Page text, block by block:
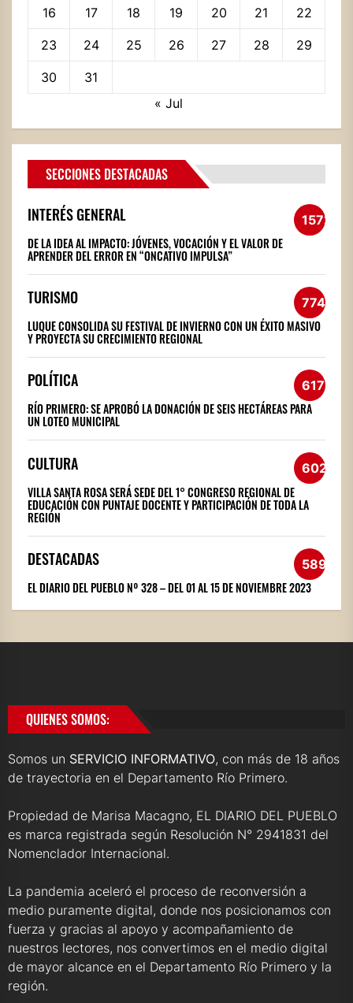
16 17 18 19 20 21 22
23 24 25 26 27 28 29
30
31
« Jul
SECCIONES DESTACADAS
INTERÉS GENERAL 1572
DE LA IDEA AL IMPACTO: JÓVENES, VOCACIÓN Y EL VALOR DE
APRENDER DEL ERROR EN “ONCATIVO IMPULSA”
TURISMO 774
LUQUE CONSOLIDA SU FESTIVAL DE INVIERNO CON UN ÉXITO MASIVO
Y PROYECTA SU CRECIMIENTO REGIONAL
POLÍTICA 617
RÍO PRIMERO: SE APROBÓ LA DONACIÓN DE SEIS HECTÁREAS PARA
UN LOTEO MUNICIPAL
CULTURA 602
VILLA SANTA ROSA SERÁ SEDE DEL 1° CONGRESO REGIONAL DE
EDUCACIÓN CON PUNTAJE DOCENTE Y PARTICIPACIÓN DE TODA LA
REGIÓN
DESTACADAS 589
EL DIARIO DEL PUEBLO Nº 328 – DEL 01 AL 15 DE NOVIEMBRE 2023
QUIENES SOMOS:
Somos un SERVICIO INFORMATIVO, con más de 18 años
de trayectoria en el Departamento Río Primero.
Propiedad de Marisa Macagno, EL DIARIO DEL PUEBLO
es marca registrada según Resolución N° 2941831 del
Nomenclador Internacional.
La pandemia aceleró el proceso de reconversión a
medio puramente digital, donde nos posicionamos con
fuerza y gracias al apoyo y acompañamiento de
nuestros lectores, nos convertimos en el medio digital
de mayor alcance en el Departamento Río Primero y la
región.